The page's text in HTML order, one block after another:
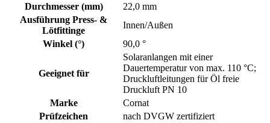
Durchmesser (mm)
22,0 mm
Ausführung Press- &
Lötfittinge
Innen/Außen
Winkel (°)
90,0 °
Geeignet für
Solaranlangen mit einer
Dauertemperatur von max. 110 °C;
Druckluftleitungen für Öl freie
Druckluft PN 10
Marke
Cornat
Prüfzeichen
nach DVGW zertifiziert